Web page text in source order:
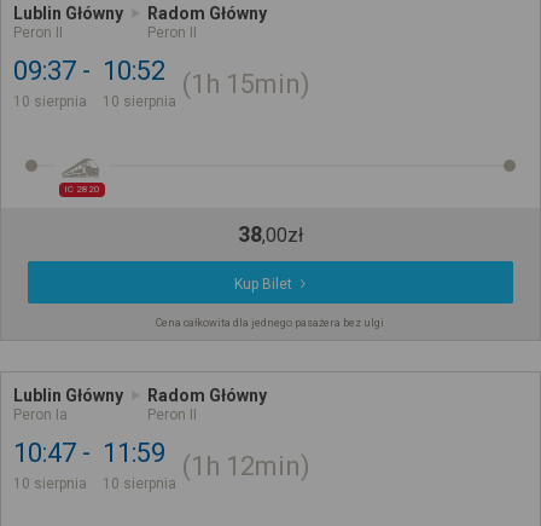
Lublin Główny
Peron II
Radom Główny
Peron II
09:37
10 sierpnia
10:52
10 sierpnia
1h 15min
IC 2820
38,00zł
Kup Bilet
Cena całkowita dla jednego pasażera bez ulgi
Lublin Główny
Peron Ia
Radom Główny
Peron II
10:47
10 sierpnia
11:59
10 sierpnia
1h 12min